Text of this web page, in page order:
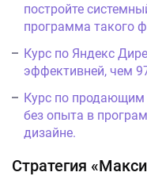
постройте
программа такого
Курс по Яндекс
эффективней, чем
Курс по продающим
без опыта в
дизайне.
Стратегия